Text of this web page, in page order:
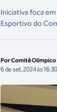
Iniciativa foca
Esportivo do
Por Comitê Olímpico
6 de set, 2024 às